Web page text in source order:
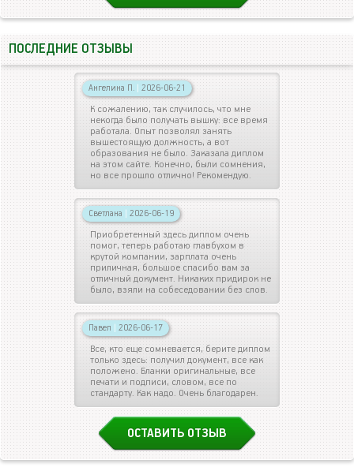
ПОСЛЕДНИЕ ОТЗЫВЫ
Ангелина П. | 2026-06-21
К сожалению, так случилось, что мне
некогда было получать вышку: все время
работала. Опыт позволял занять
вышестоящую должность, а вот
образования не было. Заказала диплом
на этом сайте. Конечно, были сомнения,
но все прошло отлично! Рекомендую.
Светлана | 2026-06-19
Приобретенный здесь диплом очень
помог, теперь работаю главбухом в
крутой компании, зарплата очень
приличная, большое спасибо вам за
отличный документ. Никаких придирок не
было, взяли на собеседовании без слов.
Павел | 2026-06-17
Все, кто еще сомневается, берите диплом
только здесь: получил документ, все как
положено. Бланки оригинальные, все
печати и подписи, словом, все по
стандарту. Как надо. Очень благодарен.
ОСТАВИТЬ ОТЗЫВ